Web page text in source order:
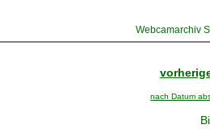
Webcamarchiv
nach Datum